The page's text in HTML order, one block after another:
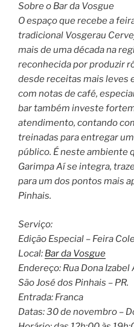
Sobre o Bar da Vosgue
O espaço que recebe a
tradicional Vosgerau
mais de uma década na
reconhecida por produzir
desde receitas mais leves
com notas de café,
bar também investe
atendimento, contando
treinadas para entregar
público. É neste ambiente
Garimpa Aí se integra,
para um dos pontos mais
Pinhais.
Serviço:
Edição Especial – Feira
️Local: Bar da Vosgue
Endereço: Rua Dona
São José dos Pinhais – PR.
Entrada: Franca
Datas: 30 de novembro –